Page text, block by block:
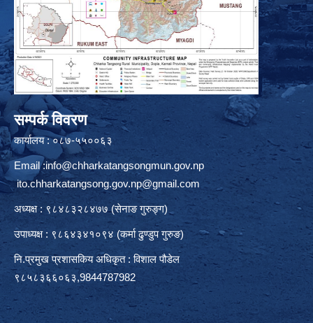
सम्पर्क विवरण
कार्यालय : ०८७-५५००६३
Email :info@chharkatangsongmun.gov.np
ito.chharkatangsong.gov.np@gmail.com
अध्यक्ष : ९८४८३२८४७७ (सेनाङ गुरुङ्ग)
उपाध्यक्ष : ९८६४३४१०९४ (कर्मा ढुण्डुप गुरुङ)
नि.प्रमुख प्रशासकिय अधिकृत : विशाल पौडेल
९८५८३६६०६३,9844787982